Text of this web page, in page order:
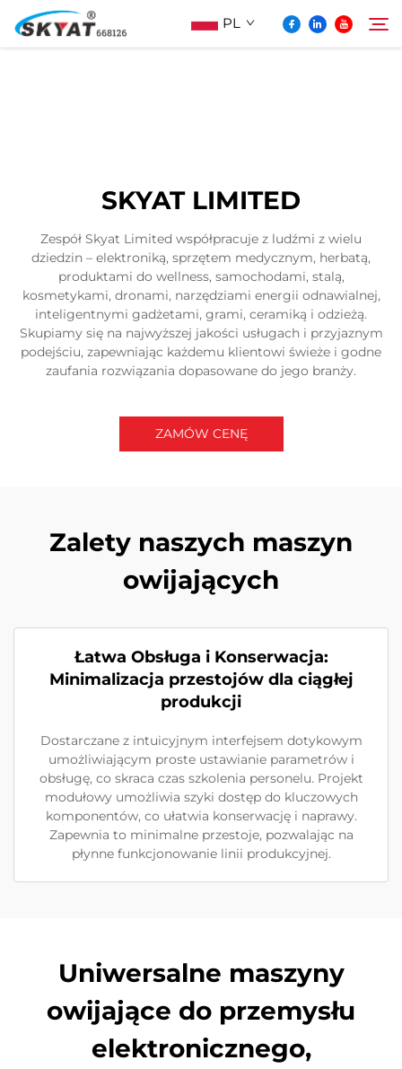
PL
Wideo I Zastosowanie
Projektowanie
Skontaktuj się z nami
SKYAT LIMITED
Zespół Skyat Limited współpracuje z ludźmi z wielu
dziedzin – elektroniką, sprzętem medycznym, herbatą,
produktami do wellness, samochodami, stalą,
kosmetykami, dronami, narzędziami energii odnawialnej,
inteligentnymi gadżetami, grami, ceramiką i odzieżą.
Skupiamy się na najwyższej jakości usługach i przyjaznym
podejściu, zapewniając każdemu klientowi świeże i godne
zaufania rozwiązania dopasowane do jego branży.
ZAMÓW CENĘ
Zalety naszych maszyn
owijających
Łatwa Obsługa i Konserwacja:
Minimalizacja przestojów dla ciągłej
produkcji
Dostarczane z intuicyjnym interfejsem dotykowym
umożliwiającym proste ustawianie parametrów i
obsługę, co skraca czas szkolenia personelu. Projekt
modułowy umożliwia szyki dostęp do kluczowych
komponentów, co ułatwia konserwację i naprawy.
Zapewnia to minimalne przestoje, pozwalając na
płynne funkcjonowanie linii produkcyjnej.
Uniwersalne maszyny
owijające do przemysłu
elektronicznego,